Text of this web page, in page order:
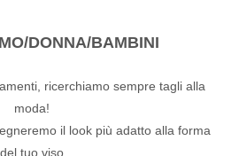
DONNA/BAMBINI
ricerchiamo sempre tagli alla
moda!
il look più adatto alla forma
del tuo viso